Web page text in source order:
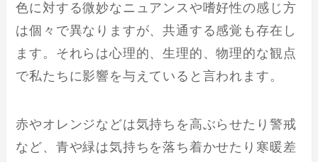
色に対する微妙なニュアンスや嗜好性の感じ方
は個々で異なりますが、共通する感覚も存在し
ます。それらは心理的、生理的、物理的な観点
で私たちに影響を与えていると言われます。
赤やオレンジなどは気持ちを高ぶらせたり警戒
など、青や緑は気持ちを落ち着かせたり寒暖差